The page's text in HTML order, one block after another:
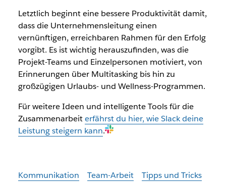
Letztlich beginnt eine bessere Produktivität damit,
dass die Unternehmensleitung einen
vernünftigen, erreichbaren Rahmen für den Erfolg
vorgibt. Es ist wichtig herauszufinden, was die
Projekt-Teams und Einzelpersonen motiviert, von
Erinnerungen über Multitasking bis hin zu
großzügigen Urlaubs- und Wellness-Programmen.
Für weitere Ideen und intelligente Tools für die
Zusammenarbeiterfährst du hier, wie Slack deine
Leistung steigern kann.
Kommunikation Team-Arbeit Tipps und Tricks